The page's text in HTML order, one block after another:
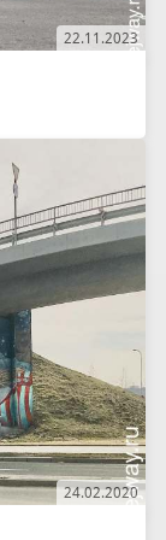
22.11.2023
24.02.2020